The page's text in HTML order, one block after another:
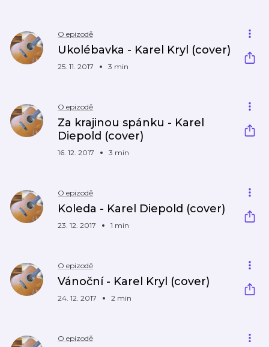
O epizodě
Ukolébavka - Karel Kryl (cover)
25. 11. 2017 3 min
O epizodě
Za krajinou spánku - Karel
Diepold (cover)
16. 12. 2017 3 min
O epizodě
Koleda - Karel Diepold (cover)
23. 12. 2017 1 min
O epizodě
Vánoční - Karel Kryl (cover)
24. 12. 2017 2 min
O epizodě